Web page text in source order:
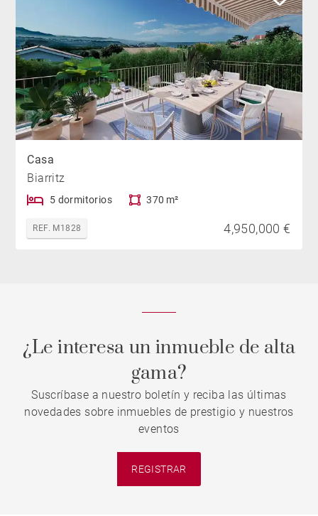
Casa
Biarritz
5 dormitorios 370 m²
REF. M1828 4,950,000 €
¿Le interesa un inmueble de alta
gama?
Suscríbase a nuestro boletín y reciba las últimas
novedades sobre inmuebles de prestigio y nuestros
eventos
REGISTRAR